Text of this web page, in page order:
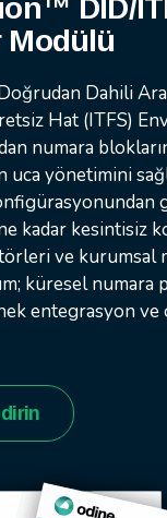
DID/
Modülü
Dahili
Hat (ITFS)
numara
uca yönetimini
kadar kesintisiz
ve kurumsal
küresel
entegrasyon ve